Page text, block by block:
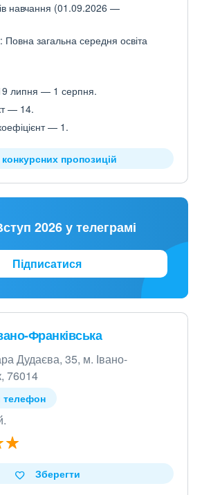
навчання (01.09.2026 —
Повна загальна середня освіта
липня — 1 серпня.
— 14.
— 1.
пропозицій
2026 у телеграмі
Підписатися
Франківська
Дудаєва, 35, м. Івано-
76014
телефон
Зберегти